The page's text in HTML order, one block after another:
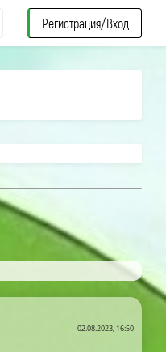
Регистрация/Вход
02.08.2023, 16:50